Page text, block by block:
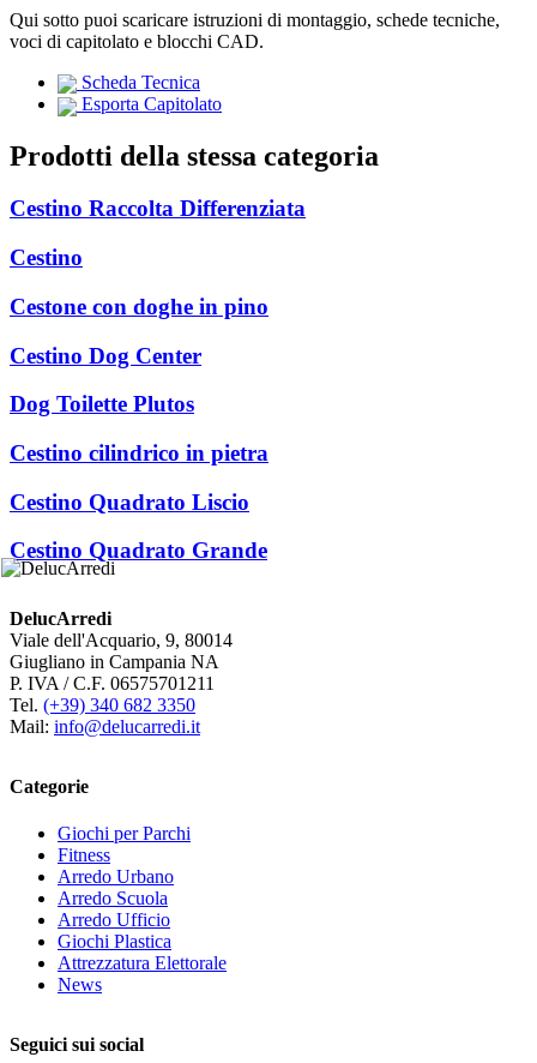
Qui sotto puoi scaricare istruzioni di montaggio, schede tecniche,
voci di capitolato e blocchi CAD.
Scheda Tecnica
Esporta Capitolato
Prodotti della stessa categoria
Cestino Raccolta Differenziata
Cestino
Cestone con doghe in pino
Cestino Dog Center
Dog Toilette Plutos
Cestino cilindrico in pietra
Cestino Quadrato Liscio
Cestino Quadrato Grande
DelucArredi
Viale dell'Acquario, 9, 80014
Giugliano in Campania NA
P. IVA / C.F. 06575701211
Tel. (+39) 340 682 3350
Mail: info@delucarredi.it
Categorie
Giochi per Parchi
Fitness
Arredo Urbano
Arredo Scuola
Arredo Ufficio
Giochi Plastica
Attrezzatura Elettorale
News
Seguici sui social